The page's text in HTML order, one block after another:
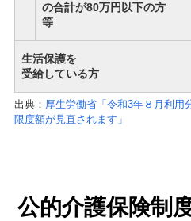
の合計が80万円以下の方
等
生活保護を
受給している方
出典： 厚生労働省「令和3年８月利用
限度額が見直されます」
公的介護保険制